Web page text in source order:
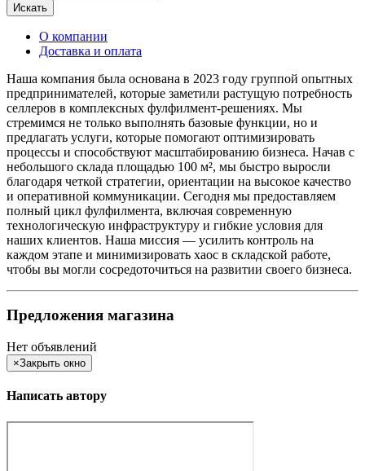
Искать
О компании
Доставка и оплата
Наша компания была основана в 2023 году группой опытных
предпринимателей, которые заметили растущую потребность
селлеров в комплексных фулфилмент-решениях. Мы
стремимся не только выполнять базовые функции, но и
предлагать услуги, которые помогают оптимизировать
процессы и способствуют масштабированию бизнеса. Начав с
небольшого склада площадью 100 м², мы быстро выросли
благодаря четкой стратегии, ориентации на высокое качество
и оперативной коммуникации. Сегодня мы предоставляем
полный цикл фулфилмента, включая современную
технологическую инфраструктуру и гибкие условия для
наших клиентов. Наша миссия — усилить контроль на
каждом этапе и минимизировать хаос в складской работе,
чтобы вы могли сосредоточиться на развитии своего бизнеса.
Предложения магазина
Нет объявлений
×Закрыть окно
Написать автору